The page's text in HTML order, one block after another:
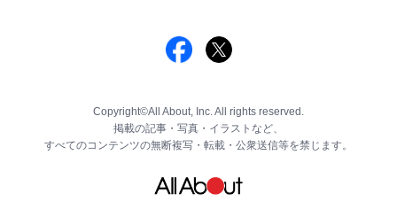
Copyright©All About, Inc. All rights reserved.
掲載の記事・写真・イラストなど、
すべてのコンテンツの無断複写・転載・公衆送信等を禁じます。